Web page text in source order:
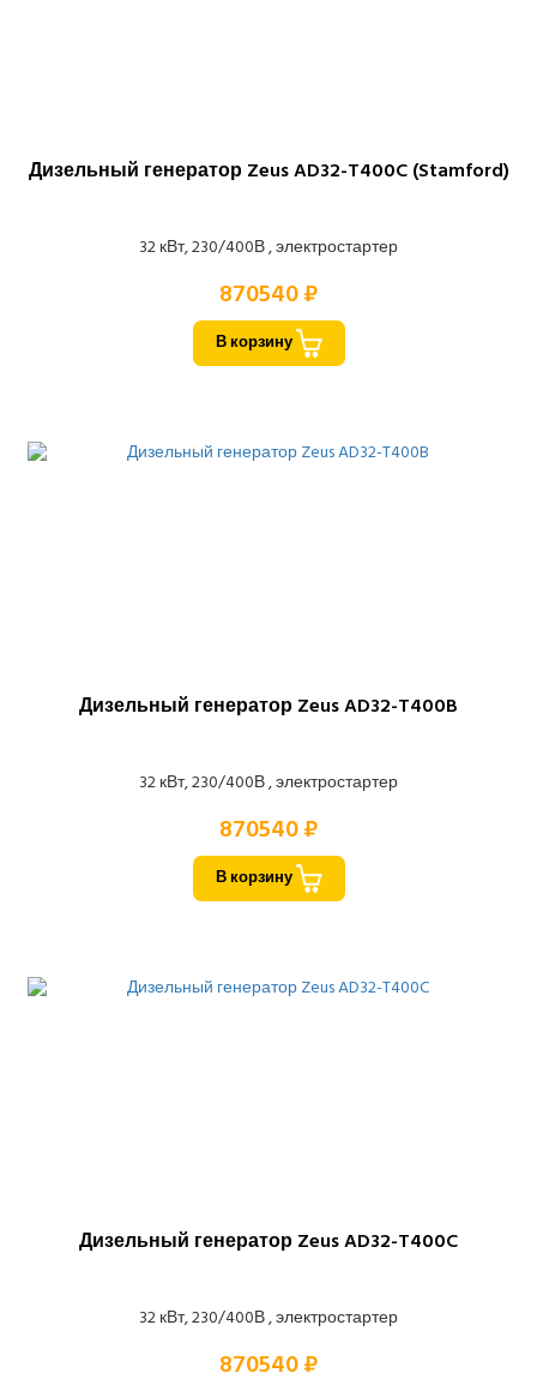
Дизельный генератор Zeus AD32-T400C (Stamford)
32 кВт, 230/400В , электростартер
870540 ₽
В корзину
Дизельный генератор Zeus AD32-T400B
32 кВт, 230/400В , электростартер
870540 ₽
В корзину
Дизельный генератор Zeus AD32-T400C
32 кВт, 230/400В , электростартер